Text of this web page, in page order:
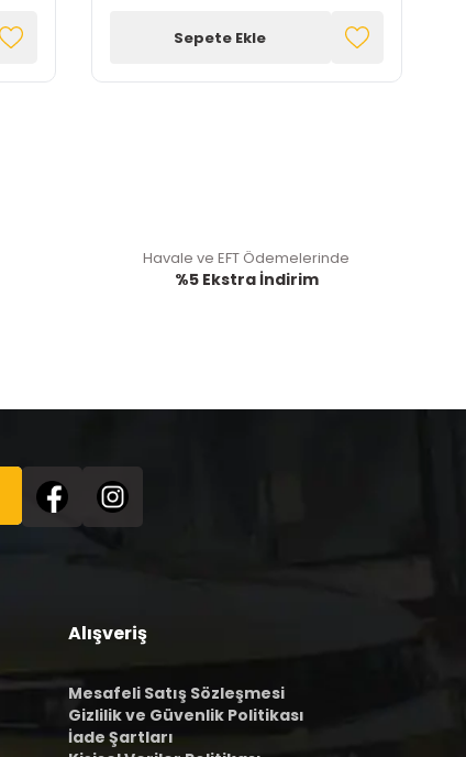
Sepete Ekle
Havale ve EFT Ödemelerinde
%5 Ekstra İndirim
Alışveriş
Mesafeli Satış Sözleşmesi
Gizlilik ve Güvenlik Politikası
İade Şartları